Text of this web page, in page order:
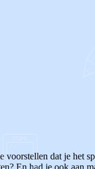
voorstellen dat je het
En had je ook aan